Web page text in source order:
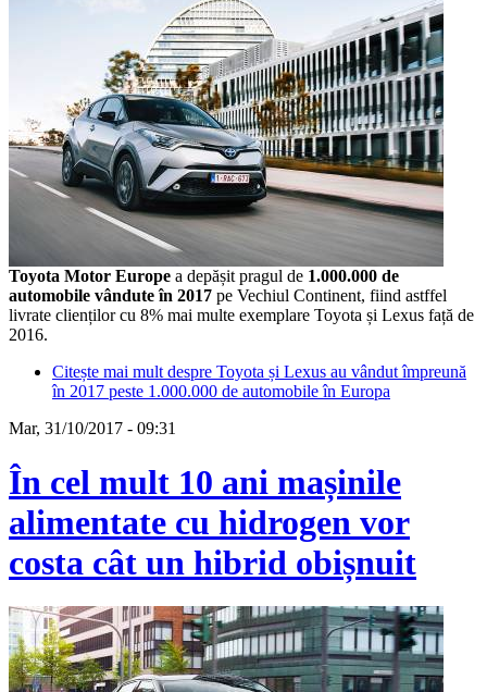
Toyota Motor Europe a depășit pragul de 1.000.000 de
automobile vândute în 2017 pe Vechiul Continent, fiind astffel
livrate clienților cu 8% mai multe exemplare Toyota și Lexus față de
2016.
Citește mai mult despre Toyota și Lexus au vândut împreună
în 2017 peste 1.000.000 de automobile în Europa
Mar, 31/10/2017 - 09:31
În cel mult 10 ani mașinile
alimentate cu hidrogen vor
costa cât un hibrid obișnuit